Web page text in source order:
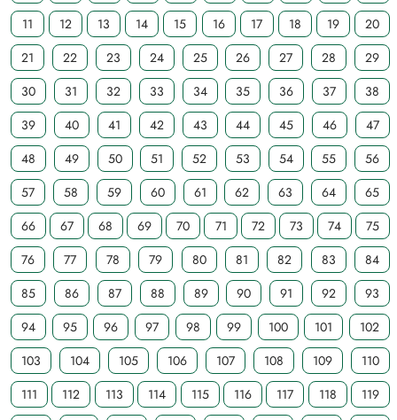
11
12 13 14 15 16 17 18 19
20
21
22 23 24 25 26 27 28
29
30
31 32 33 34 35 36 37
38
39
40 41 42 43 44 45 46
47
48
49 50 51 52 53 54 55
56
57
58 59 60 61 62 63 64
65
66
67 68 69 70 71 72 73 74
75
76
77 78 79 80 81 82 83
84
85
86 87 88 89 90 91 92
93
94
95 96 97 98 99 100 101
102
103
104 105 106 107 108 109
110
111
112 113 114 115 116 117 118
119